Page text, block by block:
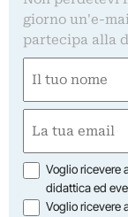
giorno un'e-
partecipa alla
(Required)
First
(Required)
Opzioni
Voglio ricevere
didattica ed
Voglio ricevere